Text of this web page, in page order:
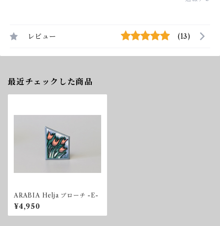
レビュー (13)
最近チェックした商品
ARABIA Helja ブローチ -E-
¥4,950